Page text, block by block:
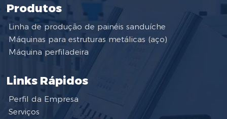
Produtos
Linha de produção de painéis sanduíche
Máquinas para estruturas metálicas (aço)
Máquina perfiladeira
Links Rápidos
Perfil da Empresa
Serviços